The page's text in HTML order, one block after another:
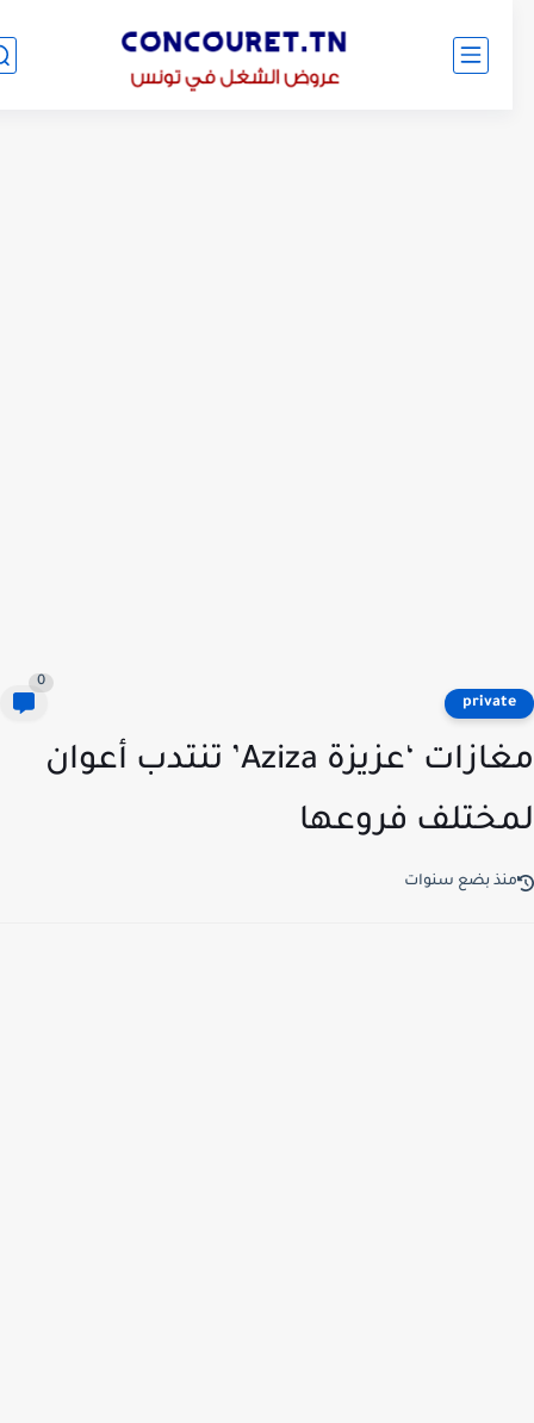
مغازات ‘عزيزة Aziza’ تنتدب أعوان
فروعها
بضع سنوات